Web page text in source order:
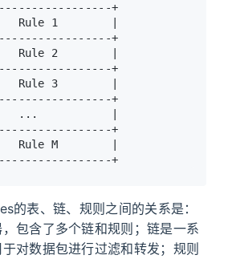
+
Rule 1        |
+
Rule 2        |
+
Rule 3        |
+
...           |
+
Rule M        |
+
的表、链、规则之间的关系是：
包含了多个链和规则；链是一系
对数据包进行过滤和转发；规则